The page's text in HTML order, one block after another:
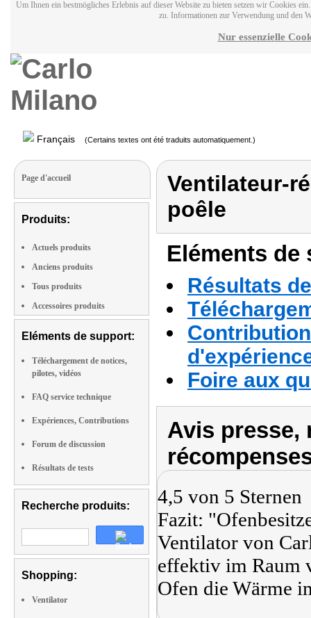
Um Ihnen ein bestmögliches Erlebnis auf dieser Website zu bieten setzen wir Cookies
zu. Informationen zur Verwendung und den
Nur essenzielle
Français (Certains textes ont été traduits automatiquement.)
Page d'accueil
Produits:
Actuels produits
Anciens produits
Tous produits
Accessoires produits
Eléments de support:
Téléchargement de notices,
pilotes, vidéos
FAQ service technique
Expériences, Contributions
Forum de discussion
Résultats de tests
Recherche produits:
Shopping:
Ventilator
Ventilateur-
poêle
Eléments
Résultats
Foire aux
Avis presse,
4,5 von 5 Sternen
Fazit:
Ventilator von
effektiv im Raum
Ofen die Wärme